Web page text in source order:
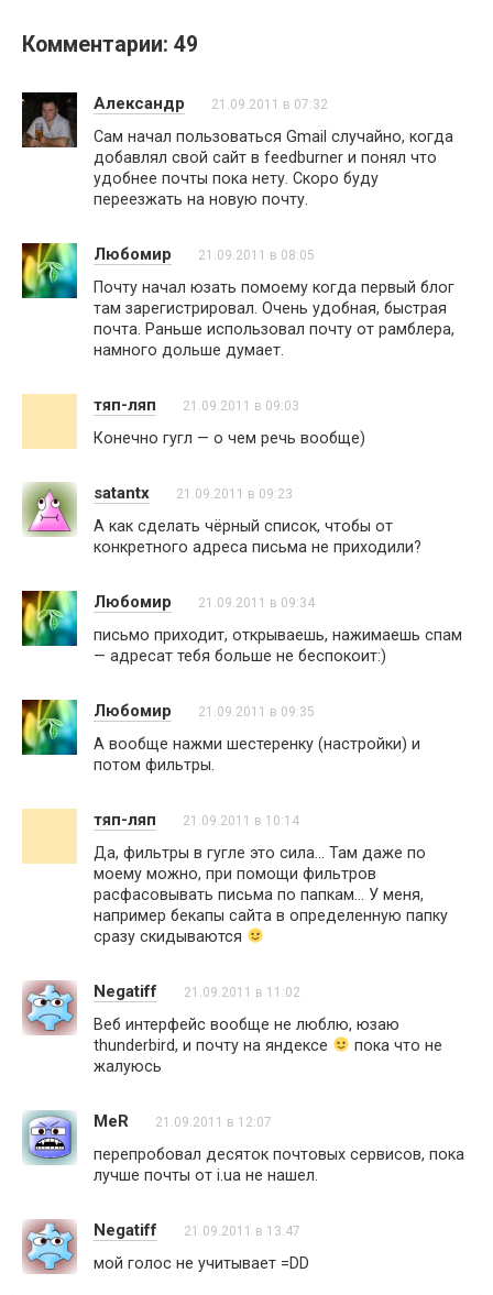
Комментарии: 49
Александр 21.09.2011 в 07:32
Сам начал пользоваться Gmail случайно, когда
добавлял свой сайт в feedburner и понял что
удобнее почты пока нету. Скоро буду
переезжать на новую почту.
Любомир 21.09.2011 в 08:05
Почту начал юзать помоему когда первый блог
там зарегистрировал. Очень удобная, быстрая
почта. Раньше использовал почту от рамблера,
намного дольше думает.
тяп-ляп 21.09.2011 в 09:03
Конечно гугл — о чем речь вообще)
satantx 21.09.2011 в 09:23
А как сделать чёрный список, чтобы от
конкретного адреса письма не приходили?
Любомир 21.09.2011 в 09:34
письмо приходит, открываешь, нажимаешь спам
— адресат тебя больше не беспокоит:)
Любомир 21.09.2011 в 09:35
А вообще нажми шестеренку (настройки) и
потом фильтры.
тяп-ляп 21.09.2011 в 10:14
Да, фильтры в гугле это сила… Там даже по
моему можно, при помощи фильтров
расфасовывать письма по папкам… У меня,
например бекапы сайта в определенную папку
сразу скидываются
Negatiff 21.09.2011 в 11:02
Веб интерфейс вообще не люблю, юзаю
thunderbird, и почту на яндексе
пока что не
жалуюсь
MeR 21.09.2011 в 12:07
перепробовал десяток почтовых сервисов, пока
лучше почты от i.ua не нашел.
Negatiff 21.09.2011 в 13:47
мой голос не учитывает =DD